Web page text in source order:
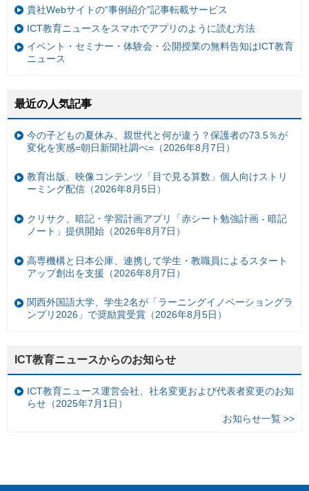
貴社Webサイトの“事例紹介”記事転載サービス
ICT教育ニュースをスマホでアプリのように読む方法
イベント・セミナー・体験会・公開授業の無料告知はICT教育
ニュース
最近の人気記事
今の子どもの夏休み、親世代と何が違う？保護者の73.5％が
変化を実感=朝日新聞社調べ=（2026年8月7日）
教育出版、映像コンテンツ「目で見る算数」個人向けストリ
ーミング配信（2026年8月5日）
クリサク、暗記・学習計画アプリ「赤シート勉強計画 - 暗記
ノート」提供開始（2026年8月7日）
高専機構と日本公庫、連携して学生・教職員によるスタート
アップ創出を支援（2026年8月7日）
関西外国語大学、学生2名が「ラーニングイノベーショングラ
ンプリ2026」で奨励賞受賞（2026年8月5日）
ICT教育ニュースからのお知らせ
ICT教育ニュース運営会社、社名変更および代表者変更のお知
らせ（2025年7月1日）
お知らせ一覧 >>